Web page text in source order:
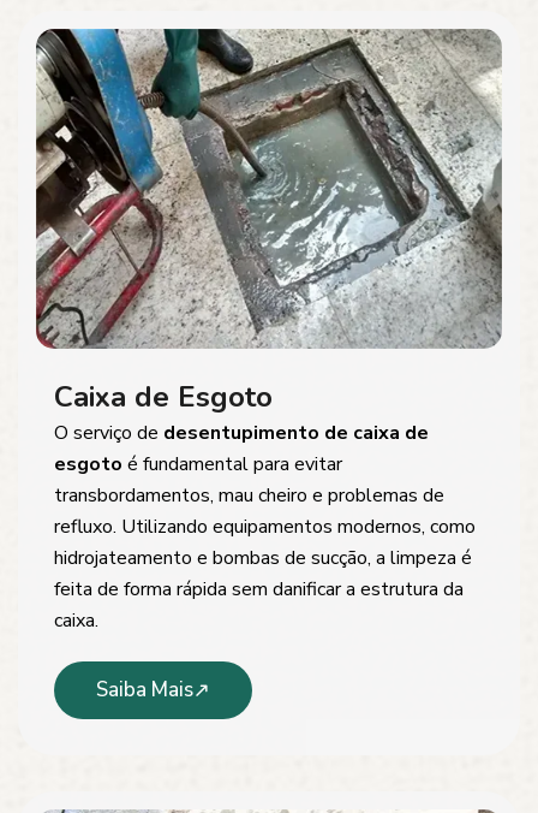
Caixa de Esgoto
O serviço de desentupimento de caixa de
esgoto é fundamental para evitar
transbordamentos, mau cheiro e problemas de
refluxo. Utilizando equipamentos modernos, como
hidrojateamento e bombas de sucção, a limpeza é
feita de forma rápida sem danificar a estrutura da
caixa.
Saiba Mais